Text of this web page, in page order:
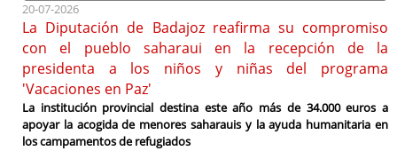
20-07-2026
La Diputación de Badajoz reafirma su compromiso
con el pueblo saharaui en la recepción de la
presidenta a los niños y niñas del programa
'Vacaciones en Paz'
La institución provincial destina este año más de 34.000 euros a
apoyar la acogida de menores saharauis y la ayuda humanitaria en
los campamentos de refugiados